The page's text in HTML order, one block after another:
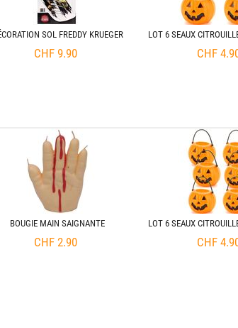
SOL FREDDY KRUEGER
CHF 9.90
LOT 6 SEAUX
CHF
BOUGIE MAIN SAIGNANTE
CHF 2.90
LOT 6 SEAUX
CHF